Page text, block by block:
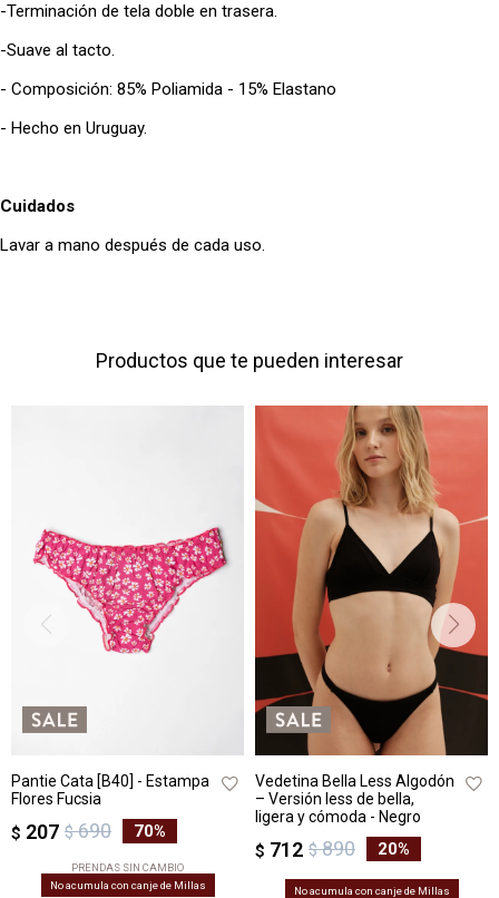
-Terminación de tela doble en trasera.
-Suave al tacto.
- Composición: 85% Poliamida - 15% Elastano
- Hecho en Uruguay.
Cuidados
Lavar a mano después de cada uso.
Productos que te pueden interesar
Pantie Cata [B40] - Estampa
Flores Fucsia
$ 207 $ 690 70
PRENDAS SIN CAMBIO
No acumula con canje de Millas
Vedetina Bella Less Algodón
– Versión less de bella,
ligera y cómoda - Negro
$ 712 $ 890 20
No acumula con canje de Millas